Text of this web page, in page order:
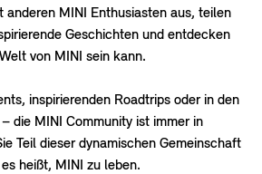
anderen MINI Enthusiasten aus, teilen
Geschichten und entdecken
von MINI sein kann.
inspirierenden Roadtrips oder in den
die MINI Community ist immer in
Teil dieser dynamischen Gemeinschaft
heißt, MINI zu leben.